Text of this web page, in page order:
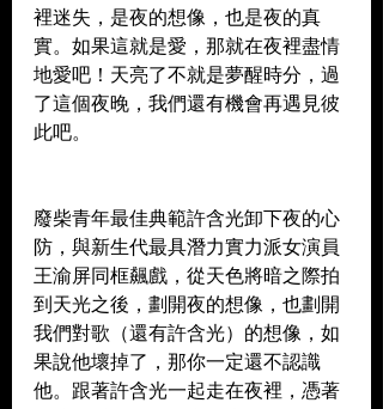
裡迷失，是夜的想像，也是夜的真
實。如果這就是愛，那就在夜裡盡情
地愛吧！天亮了不就是夢醒時分，過
了這個夜晚，我們還有機會再遇見彼
此吧。
廢柴青年最佳典範許含光卸下夜的心
防，與新生代最具潛力實力派女演員
王渝屏同框飆戲，從天色將暗之際拍
到天光之後，劃開夜的想像，也劃開
我們對歌（還有許含光）的想像，如
果說他壞掉了，那你一定還不認識
他。跟著許含光一起走在夜裡，憑著